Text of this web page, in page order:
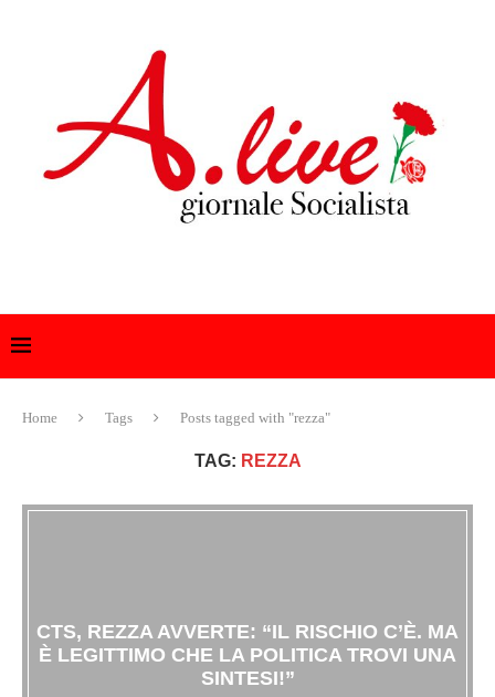
Home Tags Posts tagged with "rezza"
TAG: REZZA
CTS, REZZA AVVERTE: “IL RISCHIO C’È. MA
È LEGITTIMO CHE LA POLITICA TROVI UNA
SINTESI!”